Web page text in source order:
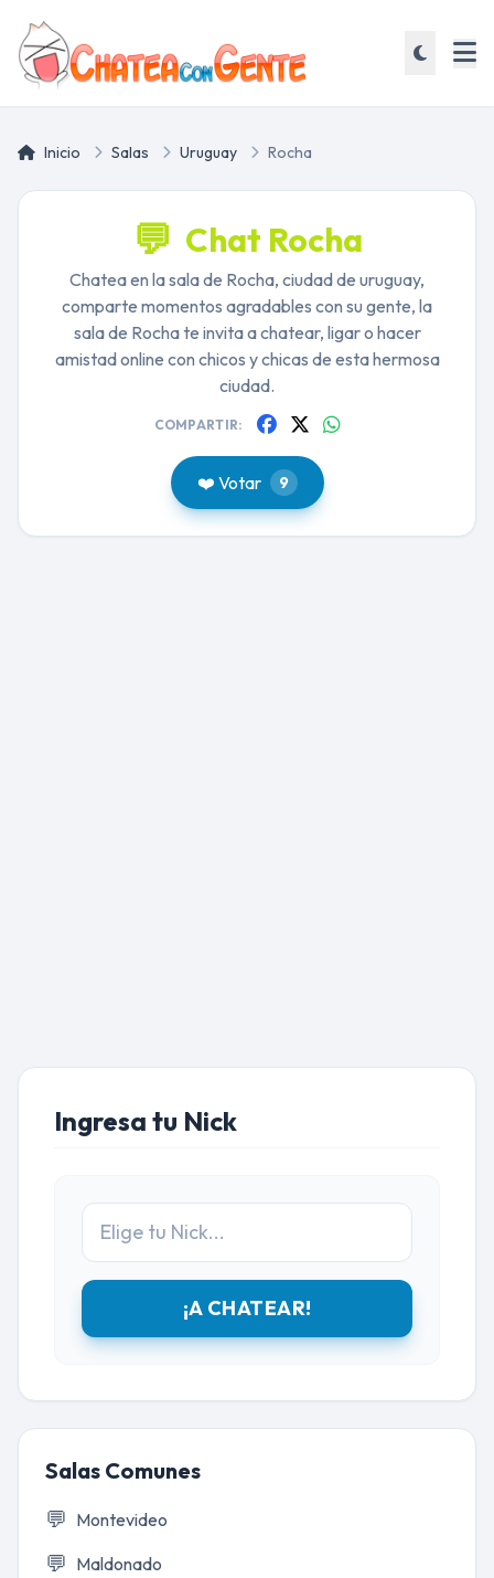
Inicio Salas Uruguay Rocha
💬 Chat Rocha
Chatea en la sala de Rocha, ciudad de uruguay,
comparte momentos agradables con su gente, la
sala de Rocha te invita a chatear, ligar o hacer
amistad online con chicos y chicas de esta hermosa
ciudad.
COMPARTIR:
❤️ Votar 9
Ingresa tu Nick
¡A CHATEAR!
Salas Comunes
💬 Montevideo
💬 Maldonado